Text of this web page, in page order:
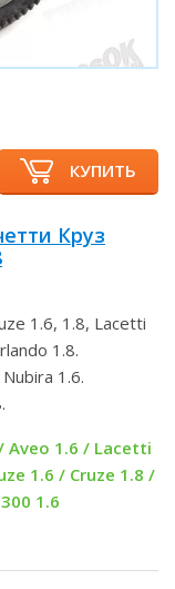
КУПИТЬ
Круз
1.6, 1.8, Lacetti
1.8.
1.6.
Aveo 1.6 / Lacetti
1.6 / Cruze 1.8 /
1.6